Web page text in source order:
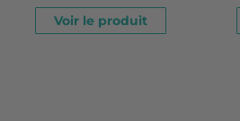
Voir le produit